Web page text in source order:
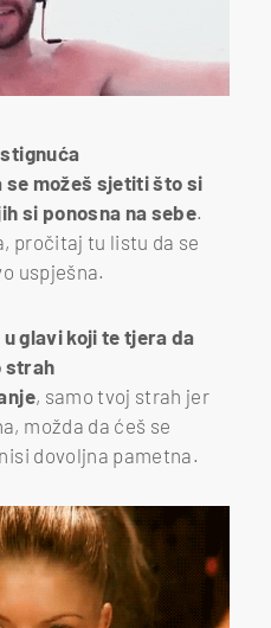
se možeš sjetiti što si
si ponosna na sebe.
pročitaj tu listu da se
uspješna.
glavi koji te tjera da
strah
, samo tvoj strah jer
možda da ćeš se
dovoljna pametna.